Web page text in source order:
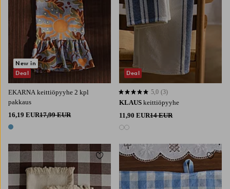
EKARNA keittiöpyyhe 2 kpl
pakkaus
16,19 EUR17,99 EUR
1 väri
New in
Deal
KLAUS keittiöpyyhe
11,90 EUR14 EUR
2 värejä
5,0 perustuen 3 arvosanaan
5,0 (3)
Deal
Lisää suosikkeihin Lisää